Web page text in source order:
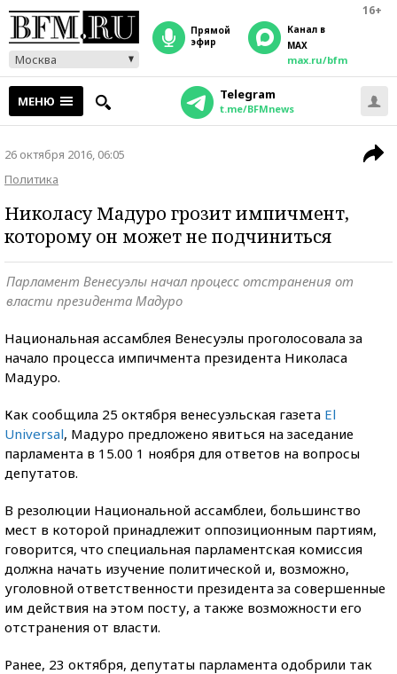
16+
Москва
прямой
эфир
Канал в
MAX
max.ru/bfm
МЕНЮ Telegram
t.me/BFMnews
26 октября 2016, 06:05
Политика
Николасу Мадуро грозит импичмент,
которому он может не подчиниться
Парламент Венесуэлы начал процесс отстранения от
власти президента Мадуро
Национальная ассамблея Венесуэлы проголосовала за
начало процесса импичмента президента Николаса
Мадуро.
Как сообщила 25 октября венесуэльская газета El
Universal, Мадуро предложено явиться на заседание
парламента в 15.00 1 ноября для ответов на вопросы
депутатов.
В резолюции Национальной ассамблеи, большинство
мест в которой принадлежит оппозиционным партиям,
говорится, что специальная парламентская комиссия
должна начать изучение политической и, возможно,
уголовной ответственности президента за совершенные
им действия на этом посту, а также возможности его
отстранения от власти.
Ранее, 23 октября, депутаты парламента одобрили так